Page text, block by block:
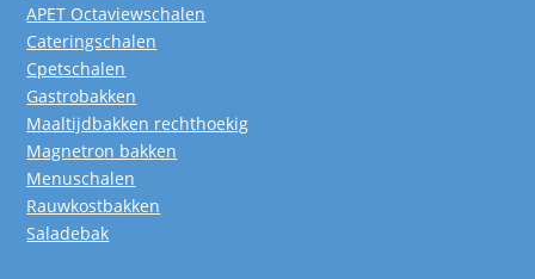
APET Octaviewschalen
Cateringschalen
Cpetschalen
Gastrobakken
Maaltijdbakken rechthoekig
Magnetron bakken
Menuschalen
Rauwkostbakken
Saladebak